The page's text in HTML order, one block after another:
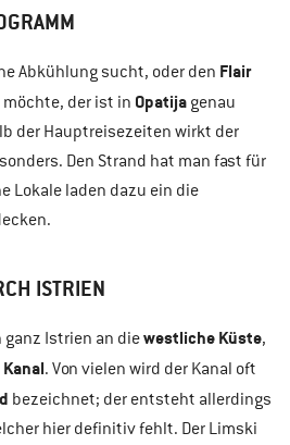
Abkühlung sucht, oder den Flair
möchte, der ist in Opatija genau
der Hauptreisezeiten wirkt der
Den Strand hat man fast für
Lokale laden dazu ein die
ISTRIEN
ganz Istrien an diewestliche Küste,
. Von vielen wird der Kanal oft
bezeichnet; der entsteht allerdings
hier definitiv fehlt. Der Limski